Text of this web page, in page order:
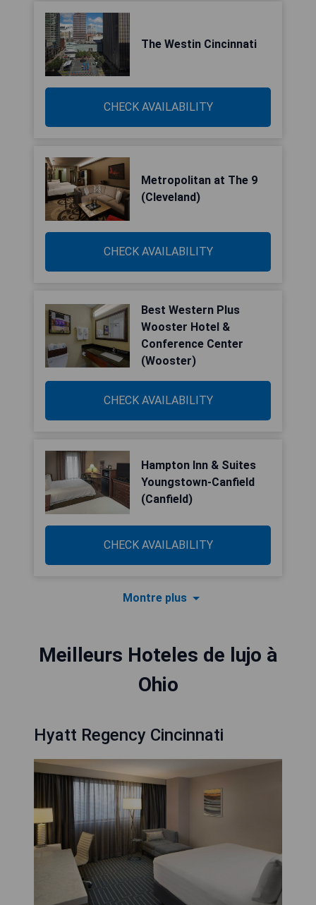
The Westin Cincinnati
CHECK AVAILABILITY
Metropolitan at The 9
(Cleveland)
CHECK AVAILABILITY
Best Western Plus
Wooster Hotel &
Conference Center
(Wooster)
CHECK AVAILABILITY
Hampton Inn & Suites
Youngstown-Canfield
(Canfield)
CHECK AVAILABILITY
Montre plus
Meilleurs Hoteles de lujo à
Ohio
Hyatt Regency Cincinnati